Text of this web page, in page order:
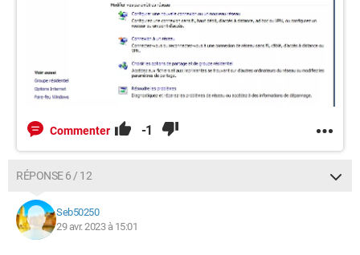
Commenter -1
RÉPONSE 6 / 12
Seb50250
29 avr. 2023 à 15:01